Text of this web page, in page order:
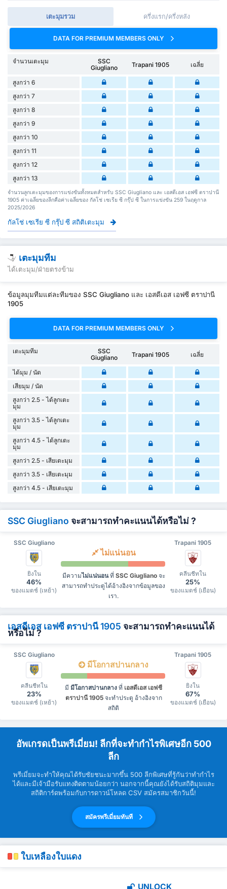
เตะมุมรวม ครึ่งแรก/ครึ่งหลัง
DATA FOR PREMIUM MEMBERS ONLY
จำนวนเตะมุม
SSC
Giugliano
Trapani 1905 เฉลี่ย
สูงกว่า 6
สูงกว่า 7
สูงกว่า 8
สูงกว่า 9
สูงกว่า 10
สูงกว่า 11
สูงกว่า 12
สูงกว่า 13
จำนวนลูกเตะมุมของการแข่งขันทั้งหมดสำหรับ SSC Giugliano และ เอสดีเอส เอฟซี ตราปานี
1905 ค่าเฉลี่ยของลีกคือค่าเฉลี่ยของ กัลโช่ เซเรีย ซี กรุ๊ป ซี ในการแข่งขัน 259 ในฤดูกาล
2025/2026
กัลโช่ เซเรีย ซี กรุ๊ป ซี สถิติเตะมุม
เตะมุมทีม
ได้เตะมุม/ฝ่ายตรงข้าม
ข้อมูลมุมทีมแต่ละทีมของ SSC Giugliano และ เอสดีเอส เอฟซี ตราปานี
1905
DATA FOR PREMIUM MEMBERS ONLY
เตะมุมทีม
SSC
Giugliano
Trapani 1905 เฉลี่ย
ได้มุม / นัด
เสียมุม / นัด
สูงกว่า 2.5 - ได้ลูกเตะ
มุม
สูงกว่า 3.5 - ได้ลูกเตะ
มุม
สูงกว่า 4.5 - ได้ลูกเตะ
มุม
สูงกว่า 2.5 - เสียเตะมุม
สูงกว่า 3.5 - เสียเตะมุม
สูงกว่า 4.5 - เสียเตะมุม
SSC Giugliano จะสามารถทำคะแนนได้หรือไม่ ?
SSC Giugliano Trapani 1905
ยิงใน
46%
ของแมตช์ (เหย้า)
ไม่แน่นอน
มีความไม่แน่นอนที่ SSC Giuglianoจะ
สามารถทำประตูได้อ้างอิงจากข้อมูลของ
เรา.
คลีนชีทใน
25%
ของแมตช์ (เยือน)
เอสดีเอส เอฟซี ตราปานี 1905 จะสามารถทำคะแนนได้
หรือไม่ ?
SSC Giugliano Trapani 1905
คลีนชีทใน
23%
ของแมตช์ (เหย้า)
มีโอกาสปานกลาง
มี มีโอกาสปานกลาง ที่ เอสดีเอส เอฟซี
ตราปานี 1905จะทำประตู อ้างอิงจาก
สถิติ
ยิงใน
67%
ของแมตช์ (เยือน)
อัพเกรดเป็นพรีเมี่ยม! ลีกที่จะทำกำไรพิเศษอีก 500
ลีก
พรีเมี่ยมจะทำให้คุณได้รับชัยชนะมากขึ้น 500 ลีกพิเศษที่รู้กันว่าทำกำไร
ได้และมีเจ้ามือรับแทงติดตามน้อยกว่า นอกจากนี้คุณยังได้รับสถิติมุมและ
สถิติการ์ดพร้อมกับการดาวน์โหลด CSV สมัครสมาชิกวันนี้!
สมัครพรีเมี่ยมทันที
ใบเหลืองใบแดง
UNLOCK